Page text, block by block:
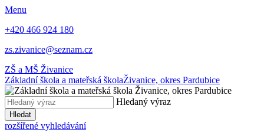
Menu
+420 466 924 180
zs.zivanice@seznam.cz
ZŠ a MŠ Živanice
Základní škola a mateřská školaŽivanice, okres Pardubice
Hledaný výraz
Hledat
rozšířené vyhledávání